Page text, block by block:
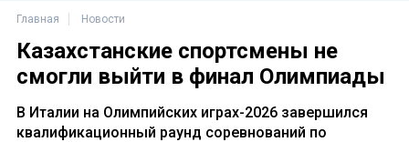
Главная Новости
Казахстанские спортсмены не
смогли выйти в финал Олимпиады
В Италии на Олимпийских играх-2026 завершился
квалификационный раунд соревнований по